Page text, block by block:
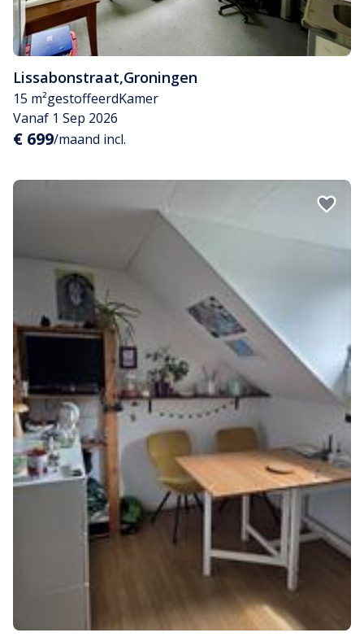
Lissabonstraat,Groningen
15 m²gestoffeerdKamer
Vanaf 1 Sep 2026
€ 699/maand incl.